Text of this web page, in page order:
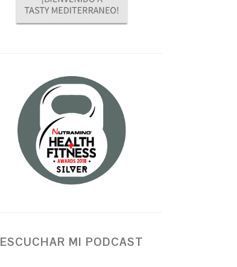
ESCUCHAR MI PODCAST